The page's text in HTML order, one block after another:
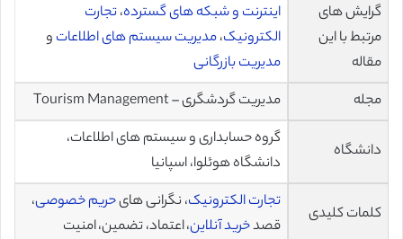
گرایش های
مرتبط با این
مقاله
اینترنت و شبکه های گسترده،تجارت
الکترونیک،مدیریت سیستم های اطلاعات و
مدیریت بازرگانی
مجله
مدیریت گردشگری – Tourism Management
دانشگاه
گروه حسابداری و سیستم های اطلاعات،
دانشگاه هوئلوا، اسپانیا
کلمات کلیدی
تجارت الکترونیک، نگرانی هایحریم خصوصی،
قصدخرید آنلاین، اعتماد، تضمین، امنیت